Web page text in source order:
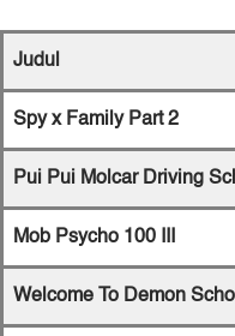
Judul
Spy x Family Part 2
Pui Pui Molcar Driving
Mob Psycho 100 III
Welcome To Demon